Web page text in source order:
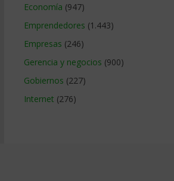
Economía (947)
Emprendedores (1.443)
Empresas (246)
Gerencia y negocios (900)
Gobiernos (227)
Internet (276)